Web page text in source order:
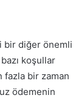
bir diğer önemli
koşullar
fazla bir zaman
ödemenin